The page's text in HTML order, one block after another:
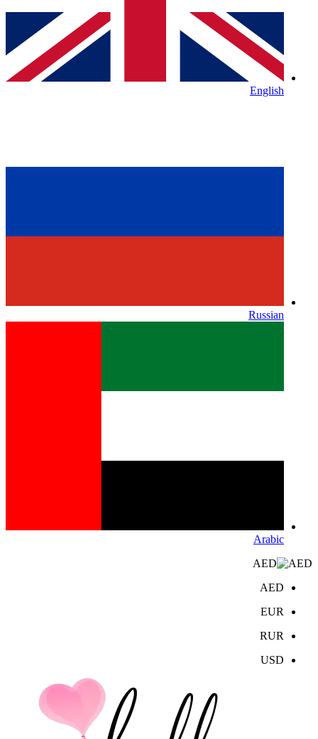
English
Russian
Arabic
AED
AED
EUR
RUR
USD